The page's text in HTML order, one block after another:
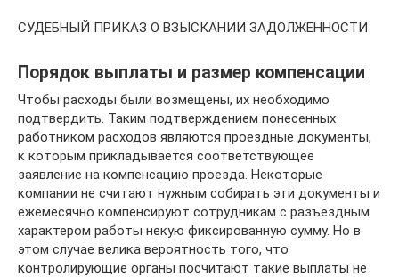
СУДЕБНЫЙ ПРИКАЗ О ВЗЫСКАНИИ ЗАДОЛЖЕННОСТИ
Порядок выплаты и размер компенсации
Чтобы расходы были возмещены, их необходимо
подтвердить. Таким подтверждением понесенных
работником расходов являются проездные документы,
к которым прикладывается соответствующее
заявление на компенсацию проезда. Некоторые
компании не считают нужным собирать эти документы и
ежемесячно компенсируют сотрудникам с разъездным
характером работы некую фиксированную сумму. Но в
этом случае велика вероятность того, что
контролирующие органы посчитают такие выплаты не